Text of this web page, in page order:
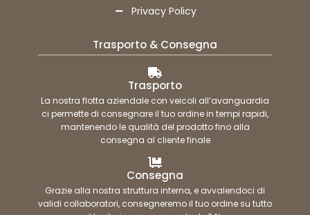
Privacy Policy
Trasporto & Consegna
Trasporto
La nostra flotta aziendale con veicoli all’avanguardia
ci permette di consegnare il tuo ordine in tempi rapidi,
mantenendo le qualità del prodotto fino alla
consegna al cliente finale
Consegna
Grazie alla nostra struttura interna, e avvalendoci di
validi collaboratori, consegneremo il tuo ordine su tutto